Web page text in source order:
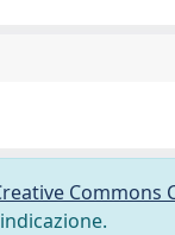
Commons